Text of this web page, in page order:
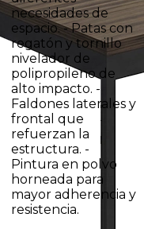
necesidades de
espacio. - Patas con
regatón y tornillo
nivelador de
polipropileno de
alto impacto. -
Faldones laterales y
frontal que
refuerzan la
estructura. -
Pintura en polvo
horneada para
mayor adherencia y
resistencia.